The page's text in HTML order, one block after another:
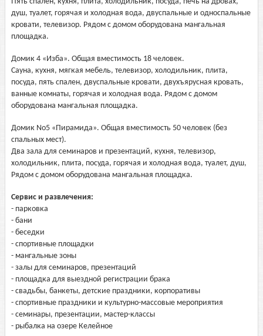
душ, туалет, горячая и холодная вода, двуспальные и односпальные
кровати, телевизор. Рядом с домом оборудована мангальная
площадка.
Домик 4 «Изба». Общая вместимость 18 человек.
Сауна, кухня, мягкая мебель, телевизор, холодильник, плита,
посуда, пять спален, двуспальные кровати, двухъярусная кровать,
ванные комнаты, горячая и холодная вода. Рядом с домом
оборудована мангальная площадка.
Домик No5 «Пирамида». Общая вместимость 50 человек (без
спальных мест).
Два зала для семинаров и презентаций, кухня, телевизор,
холодильник, плита, посуда, горячая и холодная вода, туалет, душ,
Рядом с домом оборудована мангальная площадка.
Сервис и развлечения:
- парковка
- бани
- беседки
- спортивные площадки
- мангальные зоны
- залы для семинаров, презентаций
- площадка для выездной регистрации брака
- свадьбы, банкеты, детские праздники, корпоративы
- спортивные праздники и культурно-массовые мероприятия
- семинары, презентации, мастер-классы
- рыбалка на озере Келейное